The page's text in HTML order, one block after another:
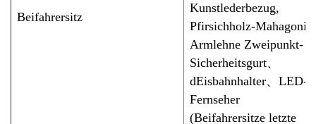
Beifahrersitz
Kunstlederbezug,
Pfirsichholz-Mahagoni-
Armlehne Zweipunkt-
Sicherheitsgurt、
dEisbahnhalter、 LED-
Fernseher
(Beifahrersitze letzte